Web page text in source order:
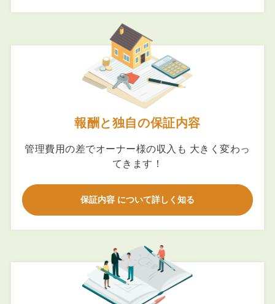
報酬と独自の保証内容
管理費用の差でオーナー様の収入も 大きく変わっ
てきます！
保証内容 について詳しく知る